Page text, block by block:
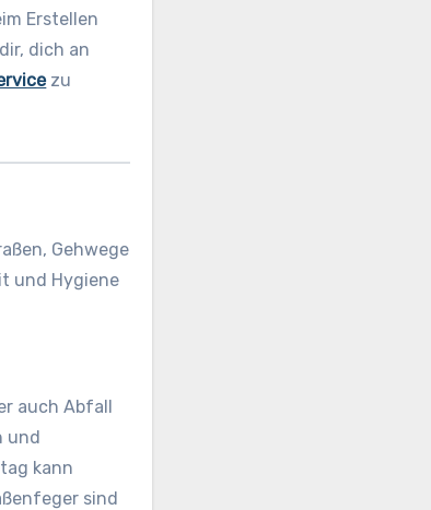
Erstellen
dich an
zu
Gehwege
und Hygiene
auch Abfall
und
kann
sind